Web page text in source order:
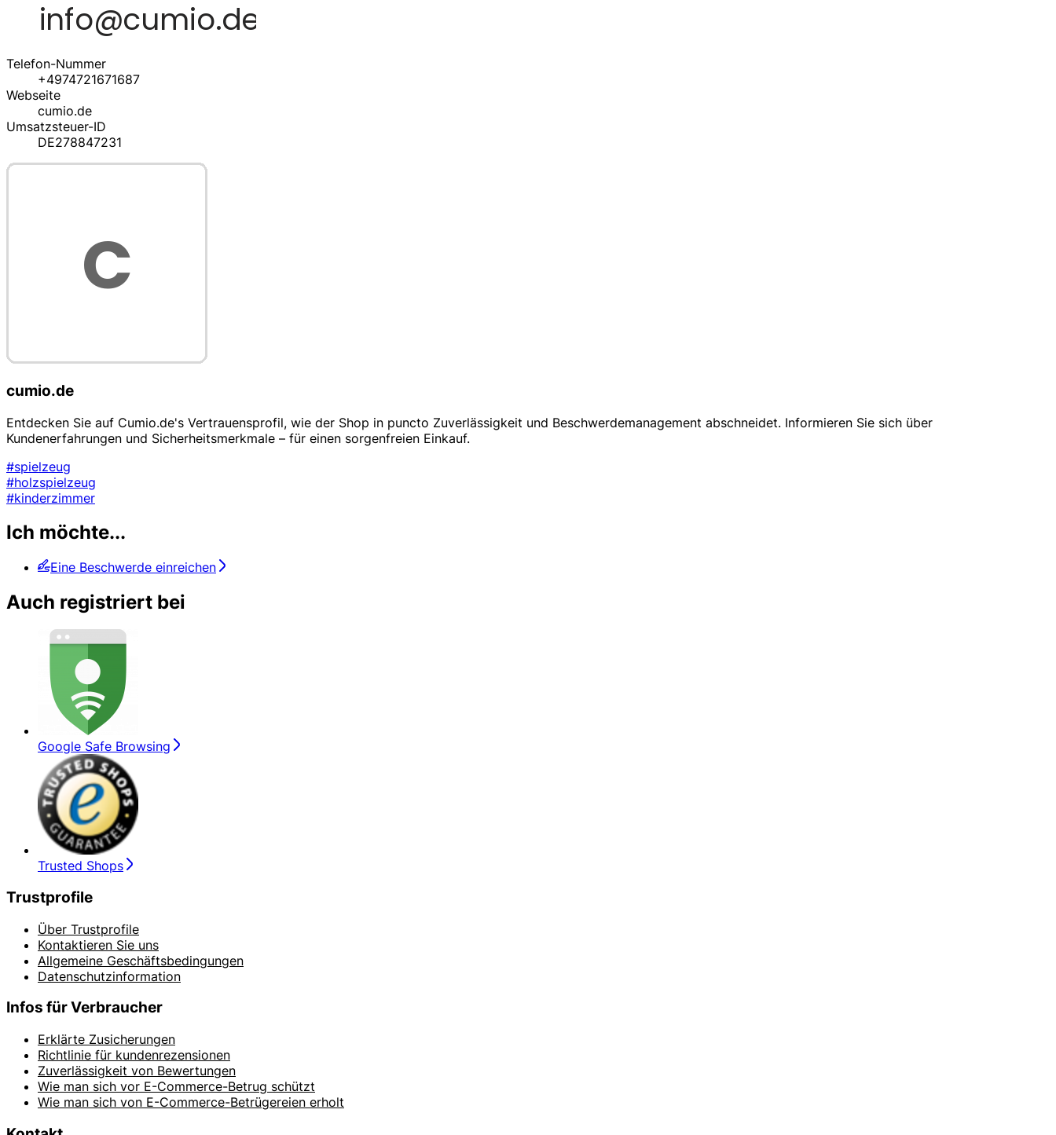
Telefon-Nummer
+4974721671687
Webseite
cumio.de
Umsatzsteuer-ID
DE278847231
cumio.de
Entdecken Sie auf Cumio.de's Vertrauensprofil, wie der Shop in puncto Zuverlässigkeit und Beschwerdemanagement abschneidet. Informieren Sie sich über
Kundenerfahrungen und Sicherheitsmerkmale – für einen sorgenfreien Einkauf.
#spielzeug
#holzspielzeug
#kinderzimmer
Ich möchte...
Eine Beschwerde einreichen
Auch registriert bei
Google Safe Browsing
Trusted Shops
Trustprofile
Über Trustprofile
Kontaktieren Sie uns
Allgemeine Geschäftsbedingungen
Datenschutzinformation
Infos für Verbraucher
Erklärte Zusicherungen
Richtlinie für kundenrezensionen
Zuverlässigkeit von Bewertungen
Wie man sich vor E-Commerce-Betrug schützt
Wie man sich von E-Commerce-Betrügereien erholt